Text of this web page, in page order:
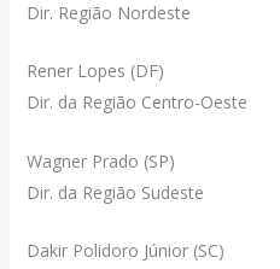
Dir. Região Nordeste
Rener Lopes (DF)
Dir. da Região Centro-Oeste
Wagner Prado (SP)
Dir. da Região Sudeste
Dakir Polidoro Júnior (SC)